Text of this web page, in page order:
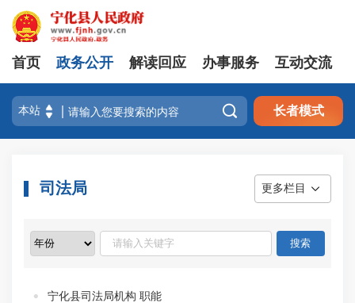
首页 政务公开 解读回应 办事服务 互动交流
 长者模式
司法局 更多栏目
宁化县司法局机构 职能